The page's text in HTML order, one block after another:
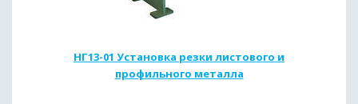
НГ13-01 Установка резки листового и
профильного металла